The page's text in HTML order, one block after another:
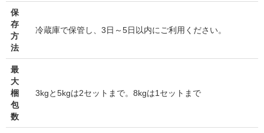
保
存
方
法
冷蔵庫で保管し、3日～5日以内にご利用ください。
最
大
梱
包
数
3kgと5kgは2セットまで。8kgは1セットまで